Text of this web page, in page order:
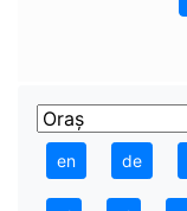
en de